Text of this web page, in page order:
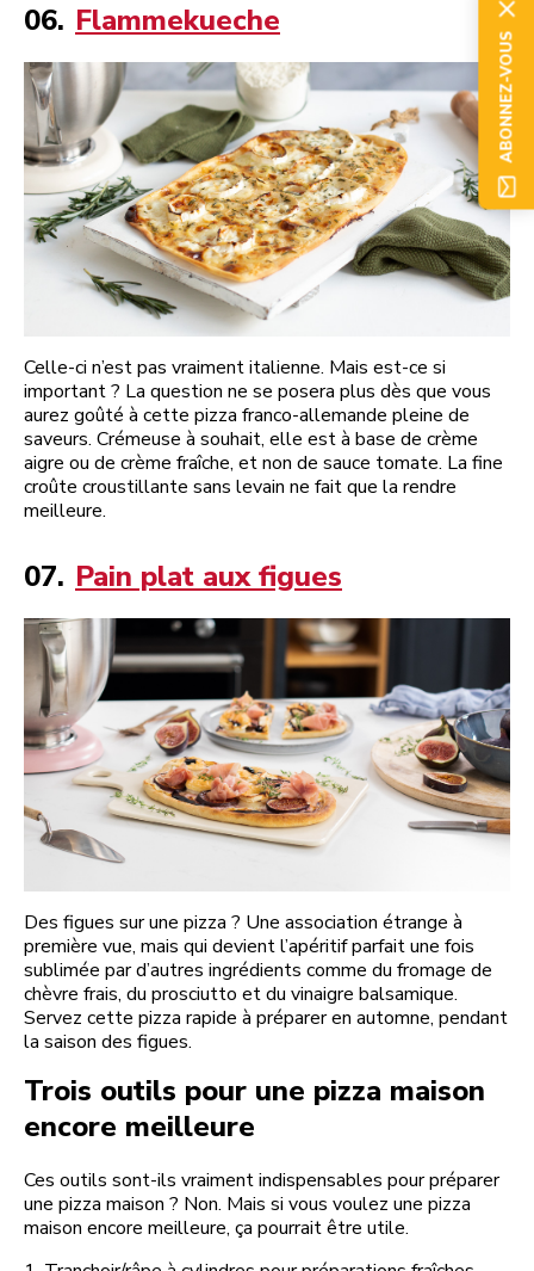
06. Flammekueche
Celle-ci n’est pas vraiment italienne. Mais est-ce si
important ? La question ne se posera plus dès que vous
aurez goûté à cette pizza franco-allemande pleine de
saveurs. Crémeuse à souhait, elle est à base de crème
aigre ou de crème fraîche, et non de sauce tomate. La fine
croûte croustillante sans levain ne fait que la rendre
meilleure.
07. Pain plat aux figues
Des figues sur une pizza ? Une association étrange à
première vue, mais qui devient l’apéritif parfait une fois
sublimée par d’autres ingrédients comme du fromage de
chèvre frais, du prosciutto et du vinaigre balsamique.
Servez cette pizza rapide à préparer en automne, pendant
la saison des figues.
Trois outils pour une pizza maison
encore meilleure
Ces outils sont-ils vraiment indispensables pour préparer
une pizza maison ? Non. Mais si vous voulez une pizza
maison encore meilleure, ça pourrait être utile.
ABONNEZ-VOUS